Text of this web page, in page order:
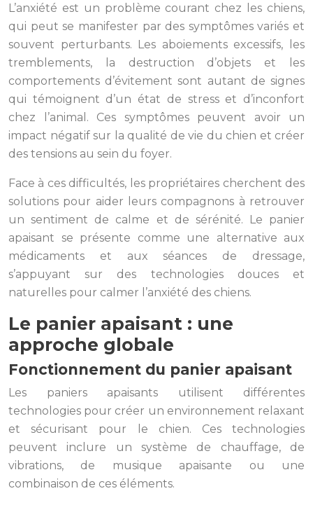
L’anxiété est un problème courant chez les chiens,
qui peut se manifester par des symptômes variés et
souvent perturbants. Les aboiements excessifs, les
tremblements, la destruction d’objets et les
comportements d’évitement sont autant de signes
qui témoignent d’un état de stress et d’inconfort
chez l’animal. Ces symptômes peuvent avoir un
impact négatif sur la qualité de vie du chien et créer
des tensions au sein du foyer.
Face à ces difficultés, les propriétaires cherchent des
solutions pour aider leurs compagnons à retrouver
un sentiment de calme et de sérénité. Le panier
apaisant se présente comme une alternative aux
médicaments et aux séances de dressage,
s’appuyant sur des technologies douces et
naturelles pour calmer l’anxiété des chiens.
Le panier apaisant : une
approche globale
Fonctionnement du panier apaisant
Les paniers apaisants utilisent différentes
technologies pour créer un environnement relaxant
et sécurisant pour le chien. Ces technologies
peuvent inclure un système de chauffage, de
vibrations, de musique apaisante ou une
combinaison de ces éléments.